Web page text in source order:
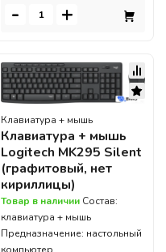
- +
Клавиатура + мышь
Клавиатура + мышь
Logitech MK295 Silent
(графитовый, нет
кириллицы)
Товар в наличии Состав:
клавиатура + мышь
Предназначение: настольный